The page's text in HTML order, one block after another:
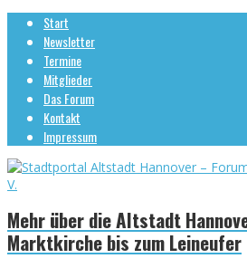
Start
Newsletter
Termine
Mitglieder
Das Forum
Kontakt
Impressum
Mehr über die Altstadt
Marktkirche bis zum Leineufer